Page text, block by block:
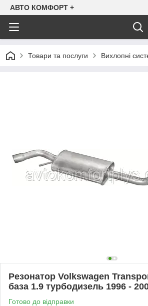
АВТО КОМФОРТ +
Товари та послуги Вихлопні
Резонатор Volkswagen
база 1.9 турбодизель 1996 -
Готово до відправки